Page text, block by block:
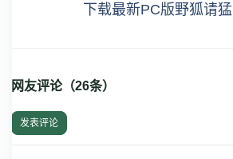
下载最新PC版野狐请
网友评论（26条）
发表评论